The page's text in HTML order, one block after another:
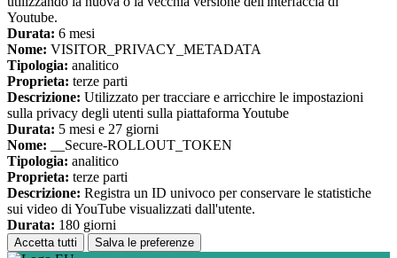
Youtube.
Durata: 6 mesi
Nome: VISITOR_PRIVACY_METADATA
Tipologia: analitico
Proprieta: terze parti
Descrizione: Utilizzato per tracciare e arricchire le impostazioni
sulla privacy degli utenti sulla piattaforma Youtube
Durata: 5 mesi e 27 giorni
Nome: __Secure-ROLLOUT_TOKEN
Tipologia: analitico
Proprieta: terze parti
Descrizione: Registra un ID univoco per conservare le statistiche
sui video di YouTube visualizzati dall'utente.
Durata: 180 giorni
Accetta tutti Salva le preferenze